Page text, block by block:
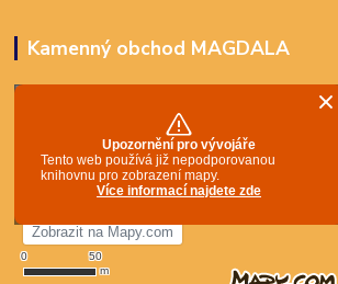
Kamenný obchod MAGDALA